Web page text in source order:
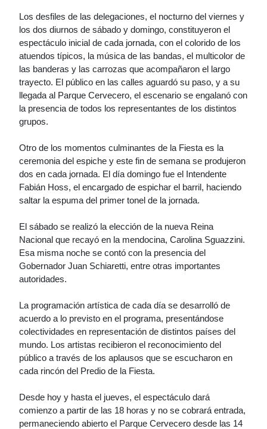
Los desfiles de las delegaciones, el nocturno del viernes y
los dos diurnos de sábado y domingo, constituyeron el
espectáculo inicial de cada jornada, con el colorido de los
atuendos típicos, la música de las bandas, el multicolor de
las banderas y las carrozas que acompañaron el largo
trayecto. El público en las calles aguardó su paso, y a su
llegada al Parque Cervecero, el escenario se engalanó con
la presencia de todos los representantes de los distintos
grupos.
Otro de los momentos culminantes de la Fiesta es la
ceremonia del espiche y este fin de semana se produjeron
dos en cada jornada. El día domingo fue el Intendente
Fabián Hoss, el encargado de espichar el barril, haciendo
saltar la espuma del primer tonel de la jornada.
El sábado se realizó la elección de la nueva Reina
Nacional que recayó en la mendocina, Carolina Sguazzini.
Esa misma noche se contó con la presencia del
Gobernador Juan Schiaretti, entre otras importantes
autoridades.
La programación artística de cada día se desarrolló de
acuerdo a lo previsto en el programa, presentándose
colectividades en representación de distintos países del
mundo. Los artistas recibieron el reconocimiento del
público a través de los aplausos que se escucharon en
cada rincón del Predio de la Fiesta.
Desde hoy y hasta el jueves, el espectáculo dará
comienzo a partir de las 18 horas y no se cobrará entrada,
permaneciendo abierto el Parque Cervecero desde las 14